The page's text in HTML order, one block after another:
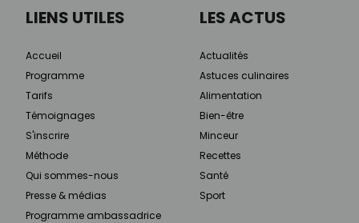
LIENS UTILES
Accueil
Programme
Tarifs
Témoignages
S'inscrire
Méthode
Qui sommes-nous
Presse & médias
Programme ambassadrice
LES ACTUS
Actualités
Astuces culinaires
Alimentation
Bien-être
Minceur
Recettes
Santé
Sport